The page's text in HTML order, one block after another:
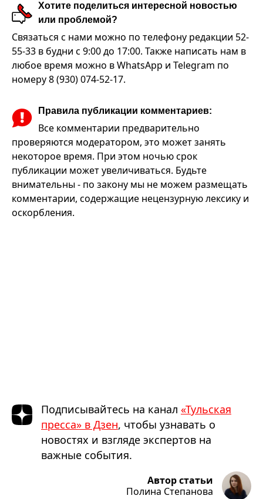
Хотите поделиться интересной новостью
или проблемой?
Связаться с нами можно по телефону редакции 52-
55-33 в будни с 9:00 до 17:00. Также написать нам в
любое время можно в WhatsApp и Telegram по
номеру 8 (930) 074-52-17.
Правила публикации комментариев:
Все комментарии предварительно
проверяются модератором, это может занять
некоторое время. При этом ночью срок
публикации может увеличиваться. Будьте
внимательны - по закону мы не можем размещать
комментарии, содержащие нецензурную лексику и
оскорбления.
Подписывайтесь на канал «Тульская
пресса» в Дзен, чтобы узнавать о
новостях и взгляде экспертов на
важные события.
Автор статьи
Полина Степанова